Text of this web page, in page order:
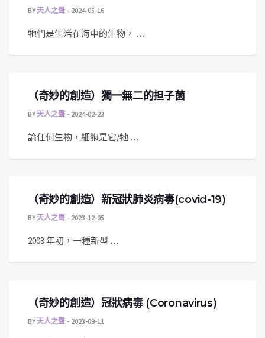
BY天人之聲 2024-05-16
牠們是生活在海中的生物， …
（奇妙的創造）獨一無二的担子菌
BY天人之聲 2024-02-23
論任何生物，細胞是它/牠 …
（奇妙的創造）新冠狀肺炎病毒(covid-19)
BY天人之聲 2023-12-05
2003 年初，一種新型 …
（奇妙的創造）冠狀病毒 (Coronavirus)
BY天人之聲 2023-09-11